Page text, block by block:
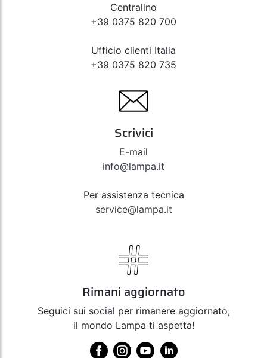
Centralino
+39 0375 820 700
Ufficio clienti Italia
+39 0375 820 735
Scrivici
E-mail
info@lampa.it
Per assistenza tecnica
service@lampa.it
Rimani aggiornato
Seguici sui social per rimanere aggiornato,
il mondo Lampa ti aspetta!